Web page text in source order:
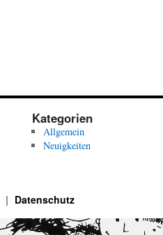
Kategorien
Allgemein
Neuigkeiten
Datenschutz